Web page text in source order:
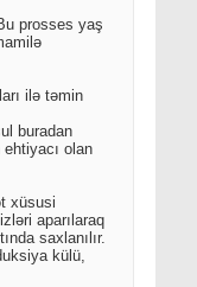
prosses yaş
ilə təmin
buradan
olan
xüsusi
aparılaraq
saxlanılır.
külü,